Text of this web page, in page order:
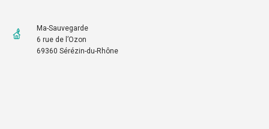
Ma-Sauvegarde
6 rue de l’Ozon
69360 Sérézin-du-Rhône